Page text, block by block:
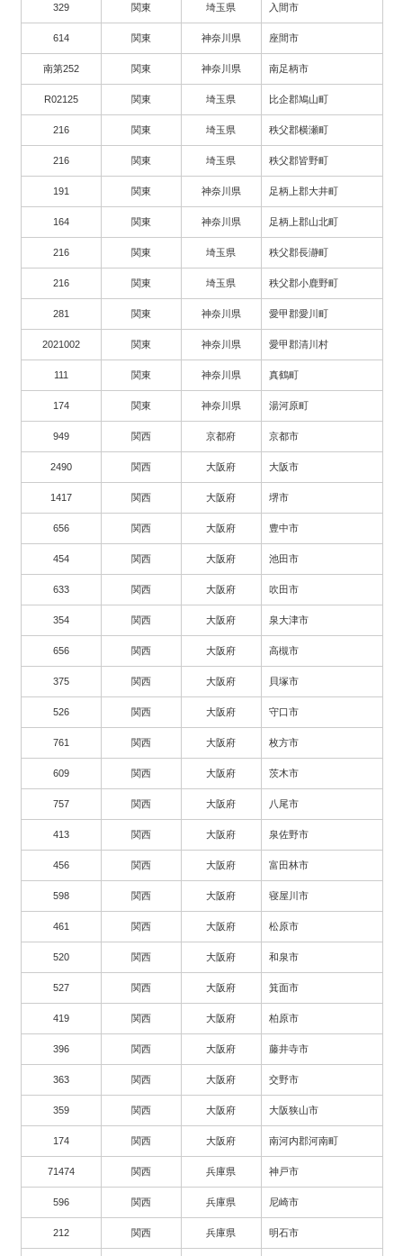
329 関東 埼玉県 入間市
614 関東 神奈川県 座間市
南第252 関東 神奈川県 南足柄市
R02125 関東 埼玉県 比企郡鳩山町
216 関東 埼玉県 秩父郡横瀬町
216 関東 埼玉県 秩父郡皆野町
191 関東 神奈川県 足柄上郡大井町
164 関東 神奈川県 足柄上郡山北町
216 関東 埼玉県 秩父郡長瀞町
216 関東 埼玉県 秩父郡小鹿野町
281 関東 神奈川県 愛甲郡愛川町
2021002 関東 神奈川県 愛甲郡清川村
111 関東 神奈川県 真鶴町
174 関東 神奈川県 湯河原町
949 関西 京都府 京都市
2490 関西 大阪府 大阪市
1417 関西 大阪府 堺市
656 関西 大阪府 豊中市
454 関西 大阪府 池田市
633 関西 大阪府 吹田市
354 関西 大阪府 泉大津市
656 関西 大阪府 高槻市
375 関西 大阪府 貝塚市
526 関西 大阪府 守口市
761 関西 大阪府 枚方市
609 関西 大阪府 茨木市
757 関西 大阪府 八尾市
413 関西 大阪府 泉佐野市
456 関西 大阪府 富田林市
598 関西 大阪府 寝屋川市
461 関西 大阪府 松原市
520 関西 大阪府 和泉市
527 関西 大阪府 箕面市
419 関西 大阪府 柏原市
396 関西 大阪府 藤井寺市
363 関西 大阪府 交野市
359 関西 大阪府 大阪狭山市
174 関西 大阪府 南河内郡河南町
71474 関西 兵庫県 神戸市
596 関西 兵庫県 尼崎市
212 関西 兵庫県 明石市